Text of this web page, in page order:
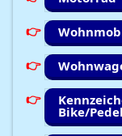
Bike/